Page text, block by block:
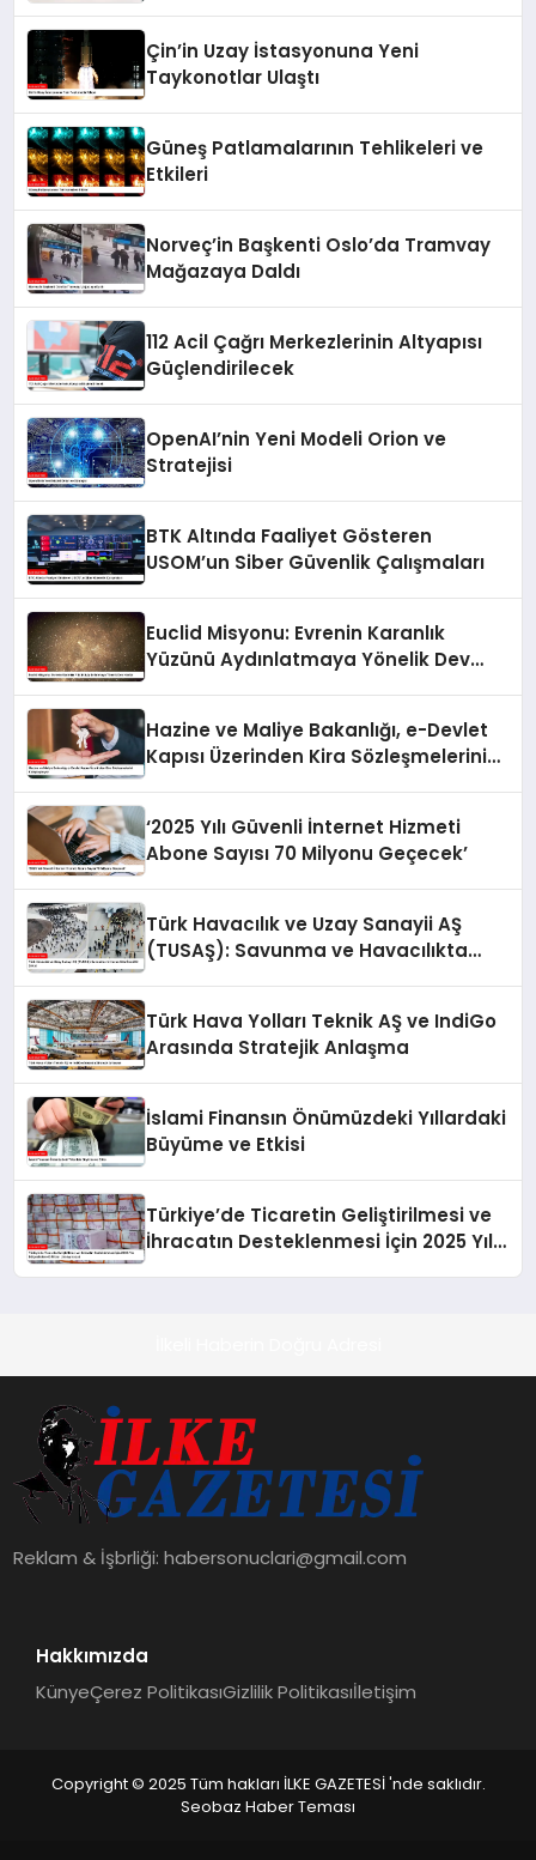
Çin’in Uzay İstasyonuna Yeni
Taykonotlar Ulaştı
Güneş Patlamalarının Tehlikeleri ve
Etkileri
Norveç’in Başkenti Oslo’da Tramvay
Mağazaya Daldı
112 Acil Çağrı Merkezlerinin Altyapısı
Güçlendirilecek
OpenAI’nin Yeni Modeli Orion ve
Stratejisi
BTK Altında Faaliyet Gösteren
USOM’un Siber Güvenlik Çalışmaları
Euclid Misyonu: Evrenin Karanlık
Yüzünü Aydınlatmaya Yönelik Dev
Hazine ve Maliye Bakanlığı, e-Devlet
Kapısı Üzerinden Kira Sözleşmelerini
‘2025 Yılı Güvenli İnternet Hizmeti
Abone Sayısı 70 Milyonu Geçecek’
Türk Havacılık ve Uzay Sanayii AŞ
(TUSAŞ): Savunma ve Havacılıkta
Türk Hava Yolları Teknik AŞ ve IndiGo
Arasında Stratejik Anlaşma
İslami Finansın Önümüzdeki Yıllardaki
Büyüme ve Etkisi
Türkiye’de Ticaretin Geliştirilmesi ve
İhracatın Desteklenmesi İçin 2025 Yılı
Reklam & İşbrliği:habersonuclari@gmail.com
Hakkımızda
KünyeÇerez PolitikasıGizlilik Politikasıİletişim
Copyright © 2025 Tüm hakları İLKE GAZETESİ 'nde saklıdır.
Seobaz Haber Teması